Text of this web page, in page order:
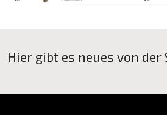
Hier gibt es neues von der